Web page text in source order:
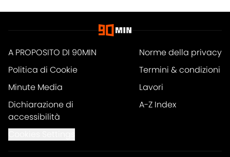
A PROPOSITO DI 90MIN
Norme della privacy
Politica di Cookie
Termini & condizioni
Minute Media
Lavori
Dichiarazione di
accessibilità
A-Z Index